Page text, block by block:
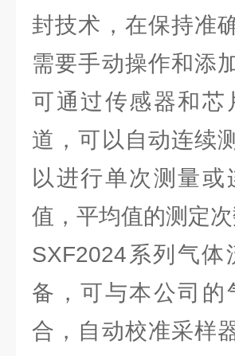
封技术，在保持准
需要手动操作和添
可通过传感器和芯
道，可以自动连续
以进行单次测量
值，平均值的测定
SXF2024系列气
备，可与本公司
合，自动校准采样